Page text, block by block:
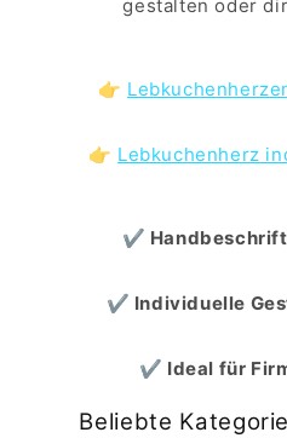
gestalten oder
👉
👉 Lebkuchenherz
✔
✔ Individuelle
✔ Ideal für
Beliebte